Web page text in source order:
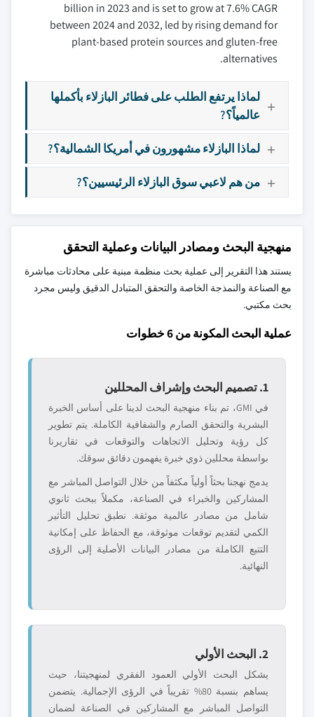
billion in 2023 and is set to grow at 7.6% CAGR
between 2024 and 2032, led by rising demand for
plant-based protein sources and gluten-free
alternatives.
لماذا يرتفع الطلب على فطائر البازلاء بأكملها
عالمياً؟?
لماذا البازلاء مشهورون في أمريكا الشمالية؟?
من هم لاعبي سوق البازلاء الرئيسيين؟?
منهجية البحث ومصادر البيانات وعملية التحقق
يستند هذا التقرير إلى عملية بحث منظمة مبنية على محادثات مباشرة
مع الصناعة والنمذجة الخاصة والتحقق المتبادل الدقيق وليس مجرد
بحث مكتبي.
عملية البحث المكونة من 6 خطوات
1. تصميم البحث وإشراف المحللين
في GMI، تم بناء منهجية البحث لدينا على أساس الخبرة
البشرية والتحقق الصارم والشفافية الكاملة. يتم تطوير
كل رؤية وتحليل الاتجاهات والتوقعات في تقاريرنا
بواسطة محللين ذوي خبرة يفهمون دقائق سوقك.
يدمج نهجنا بحثاً أولياً مكثفاً من خلال التواصل المباشر مع
المشاركين والخبراء في الصناعة، مكملاً ببحث ثانوي
شامل من مصادر عالمية موثقة. نطبق تحليل التأثير
الكمي لتقديم توقعات موثوقة، مع الحفاظ على إمكانية
التتبع الكاملة من مصادر البيانات الأصلية إلى الرؤى
النهائية.
2. البحث الأولي
يشكل البحث الأولي العمود الفقري لمنهجيتنا، حيث
يساهم بنسبة 80% تقريباً في الرؤى الإجمالية. يتضمن
التواصل المباشر مع المشاركين في الصناعة لضمان